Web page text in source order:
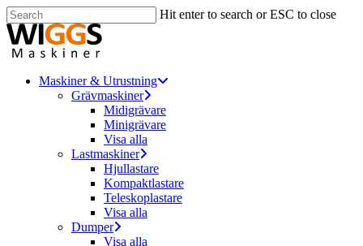
Skip
to
main
content
Hit enter to search or ESC to close
Close
Search
Menu
Maskiner & Utrustning
Grävmaskiner
Midigrävare
Minigrävare
Visa alla
Lastmaskiner
Hjullastare
Kompaktlastare
Teleskoplastare
Visa alla
Dumper
Visa alla